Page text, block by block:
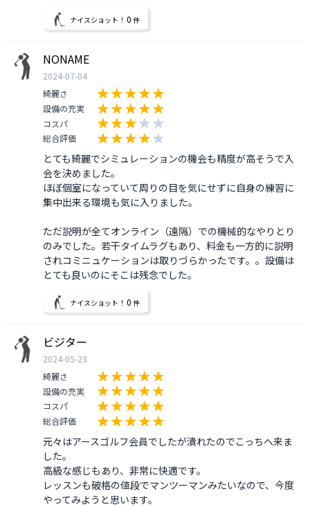
ナイスショット！ 0 件
NONAME
2024-07-04
綺麗さ
設備の充実
コスパ
総合評価
とても綺麗でシミュレーションの機会も精度が高そうで入
会を決めました。
ほぼ個室になっていて周りの目を気にせずに自身の練習に
集中出来る環境も気に入りました。
ただ説明が全てオンライン（遠隔）での機械的なやりとり
のみでした。若干タイムラグもあり、料金も一方的に説明
されコミニュケーションは取りづらかったです。。設備は
とても良いのにそこは残念でした。
ナイスショット！ 0 件
ビジター
2024-05-23
綺麗さ
設備の充実
コスパ
総合評価
元々はアースゴルフ会員でしたが潰れたのでこっちへ来ま
した。
高級な感じもあり、非常に快適です。
レッスンも破格の値段でマンツーマンみたいなので、今度
やってみようと思います。